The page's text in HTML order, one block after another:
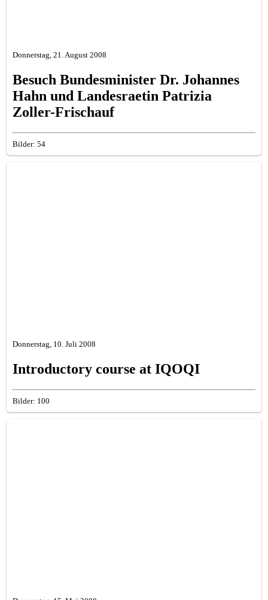
Donnerstag, 21. August 2008
Besuch Bundesminister Dr. Johannes
Hahn und Landesraetin Patrizia
Zoller-Frischauf
Bilder: 54
Donnerstag, 10. Juli 2008
Introductory course at IQOQI
Bilder: 100